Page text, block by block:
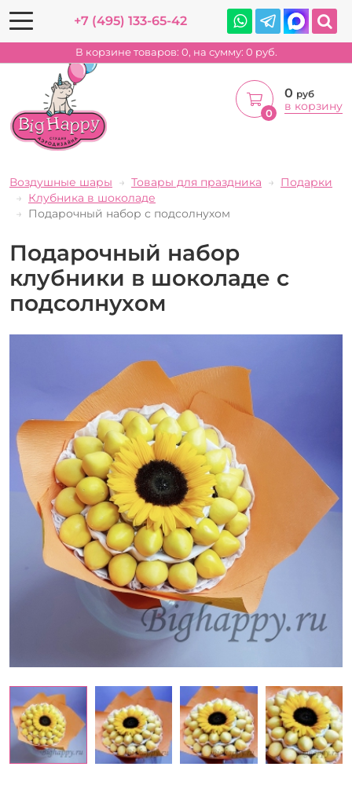
+7 (495) 133-65-42
В корзине товаров: 0, на сумму: 0 руб.
0
0 руб
в корзину
Воздушные шары Товары для праздника
Подарки
Клубника в шоколаде
Подарочный набор с подсолнухом
Подарочный набор
клубники в шоколаде с
подсолнухом